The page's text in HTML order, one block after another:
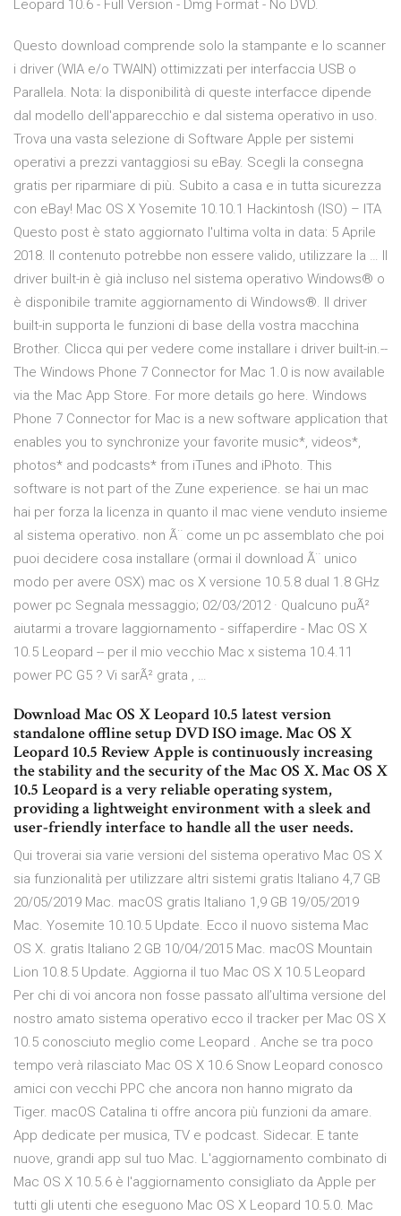
Leopard 10.6 - Full Version - Dmg Format - No DVD.
Questo download comprende solo la stampante e lo scanner
i driver (WIA e/o TWAIN) ottimizzati per interfaccia USB o
Parallela. Nota: la disponibilità di queste interfacce dipende
dal modello dell'apparecchio e dal sistema operativo in uso.
Trova una vasta selezione di Software Apple per sistemi
operativi a prezzi vantaggiosi su eBay. Scegli la consegna
gratis per riparmiare di più. Subito a casa e in tutta sicurezza
con eBay! Mac OS X Yosemite 10.10.1 Hackintosh (ISO) – ITA
Questo post è stato aggiornato l'ultima volta in data: 5 Aprile
2018. Il contenuto potrebbe non essere valido, utilizzare la … Il
driver built-in è già incluso nel sistema operativo Windows® o
è disponibile tramite aggiornamento di Windows®. Il driver
built-in supporta le funzioni di base della vostra macchina
Brother. Clicca qui per vedere come installare i driver built-in.--
The Windows Phone 7 Connector for Mac 1.0 is now available
via the Mac App Store. For more details go here. Windows
Phone 7 Connector for Mac is a new software application that
enables you to synchronize your favorite music*, videos*,
photos* and podcasts* from iTunes and iPhoto. This
software is not part of the Zune experience. se hai un mac
hai per forza la licenza in quanto il mac viene venduto insieme
al sistema operativo. non Ã¨ come un pc assemblato che poi
puoi decidere cosa installare (ormai il download Ã¨ unico
modo per avere OSX) mac os X versione 10.5.8 dual 1.8 GHz
power pc Segnala messaggio; 02/03/2012 · Qualcuno puÃ²
aiutarmi a trovare laggiornamento - siffaperdire - Mac OS X
10.5 Leopard -- per il mio vecchio Mac x sistema 10.4.11
power PC G5 ? Vi sarÃ² grata , …
Download Mac OS X Leopard 10.5 latest version
standalone offline setup DVD ISO image. Mac OS X
Leopard 10.5 Review Apple is continuously increasing
the stability and the security of the Mac OS X. Mac OS X
10.5 Leopard is a very reliable operating system,
providing a lightweight environment with a sleek and
user-friendly interface to handle all the user needs.
Qui troverai sia varie versioni del sistema operativo Mac OS X
sia funzionalità per utilizzare altri sistemi gratis Italiano 4,7 GB
20/05/2019 Mac. macOS gratis Italiano 1,9 GB 19/05/2019
Mac. Yosemite 10.10.5 Update. Ecco il nuovo sistema Mac
OS X. gratis Italiano 2 GB 10/04/2015 Mac. macOS Mountain
Lion 10.8.5 Update. Aggiorna il tuo Mac OS X 10.5 Leopard
Per chi di voi ancora non fosse passato all’ultima versione del
nostro amato sistema operativo ecco il tracker per Mac OS X
10.5 conosciuto meglio come Leopard . Anche se tra poco
tempo verà rilasciato Mac OS X 10.6 Snow Leopard conosco
amici con vecchi PPC che ancora non hanno migrato da
Tiger. macOS Catalina ti offre ancora più funzioni da amare.
App dedicate per musica, TV e podcast. Sidecar. E tante
nuove, grandi app sul tuo Mac. L'aggiornamento combinato di
Mac OS X 10.5.6 è l'aggiornamento consigliato da Apple per
tutti gli utenti che eseguono Mac OS X Leopard 10.5.0. Mac